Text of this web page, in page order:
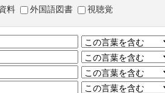
料 外国語図書 視聴覚